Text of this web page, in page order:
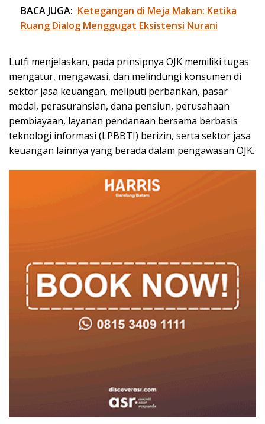
BACA JUGA: Ketegangan di Meja Makan: Ketika
Ruang Dialog Menggugat Eksistensi Nurani
Lutfi menjelaskan, pada prinsipnya OJK memiliki tugas
mengatur, mengawasi, dan melindungi konsumen di
sektor jasa keuangan, meliputi perbankan, pasar
modal, perasuransian, dana pensiun, perusahaan
pembiayaan, layanan pendanaan bersama berbasis
teknologi informasi (LPBBTI) berizin, serta sektor jasa
keuangan lainnya yang berada dalam pengawasan OJK.